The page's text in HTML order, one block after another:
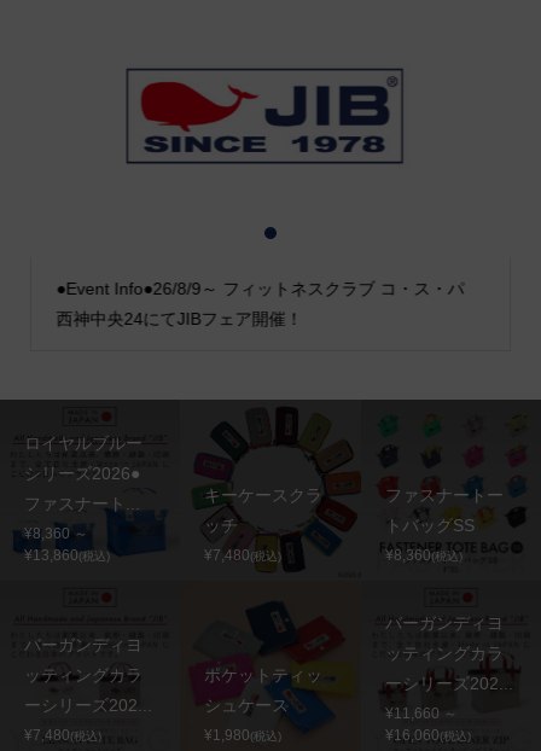
●Event Info●26/8/9～ フィットネスクラブ コ・ス・パ
西神中央24にてJIBフェア開催！
2
ロイヤルブルー
シリーズ2026●
ファスナート...
¥8,360 ～
¥13,860(税込)
キーケースクラ
ッチ
¥7,480(税込)
ファスナートー
トバッグSS
¥8,360(税込)
バーガンディヨ
ッティングカラ
ーシリーズ202...
¥7,480(税込)
ポケットティッ
シュケース
¥1,980(税込)
バーガンディヨ
ッティングカラ
ーシリーズ202...
¥11,660 ～
¥16,060(税込)